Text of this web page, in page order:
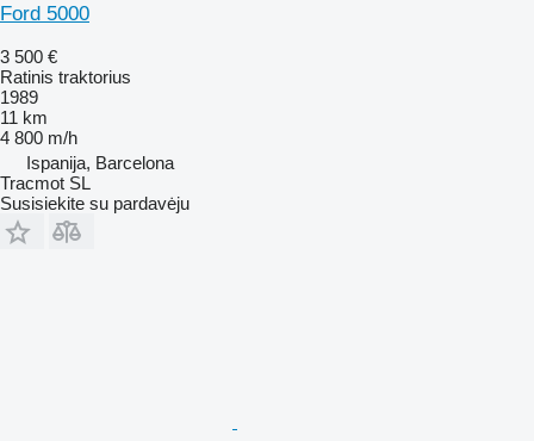
Ford 5000
3 500 €
Ratinis traktorius
1989
11 km
4 800 m/h
Ispanija, Barcelona
Tracmot SL
Susisiekite su pardavėju